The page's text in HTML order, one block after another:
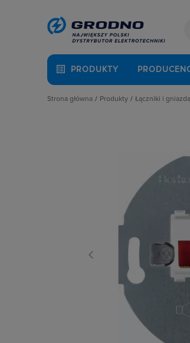
PRODUKTY
Strona główna
Produkty
Kuchnia i łazienka
Łączniki i gniazda
Narzędzia i mierniki
Ochrona odgromowa
Odzież ochronna i BHP
Osprzęt siłowy,
Pompy ciepła
Prowadzenie kabli
Rozdzielnice i obudowy
Sieci zewnętrzne
Stacje ładowania
Systemy
Systemy HVAC
Technika instalacyjna
Łączniki i gniazda
Puszki
Ramki,
Ściemniacze
Słupki i
Termostaty